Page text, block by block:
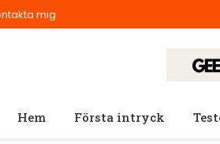
mig
Hem Första intryck